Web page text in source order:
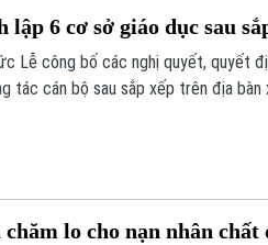
6 cơ sở giáo dục sau
Lễ công bố các nghị quyết, quyết
tác cán bộ sau sắp xếp trên địa bàn
lo cho nạn nhân chất